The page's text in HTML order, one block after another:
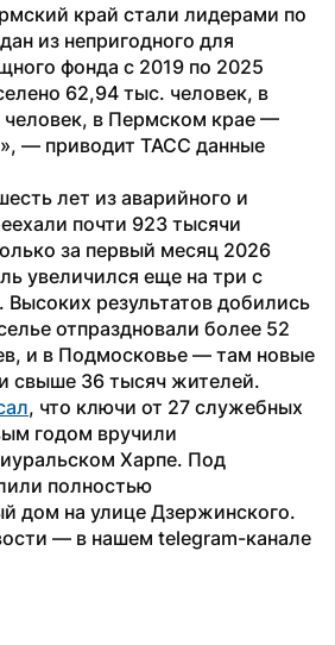
край стали лидерами по
из непригодного для
фонда с 2019 по 2025
62,94 тыс. человек, в
в Пермском крае —
— приводит ТАСС данные
лет из аварийного и
почти 923 тысячи
за первый месяц 2026
увеличился еще на три с
результатов добились
отпраздновали более 52
и в Подмосковье — там новые
свыше 36 тысяч жителей.
, что ключи от 27 служебных
годом вручили
Харпе. Под
полностью
дом на улице Дзержинского.